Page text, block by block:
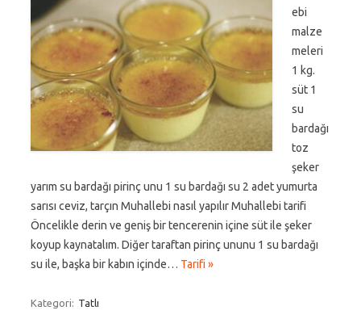
ebi
malze
meleri
1 kg.
süt 1
su
bardağı
toz
şeker
yarım su bardağı pirinç unu 1 su bardağı su 2 adet yumurta
sarısı ceviz, tarçın Muhallebi nasıl yapılır Muhallebi tarifi
Öncelikle derin ve geniş bir tencerenin içine süt ile şeker
koyup kaynatalım. Diğer taraftan pirinç ununu 1 su bardağı
su ile, başka bir kabın içinde… Tarifi »
Kategori: Tatlı